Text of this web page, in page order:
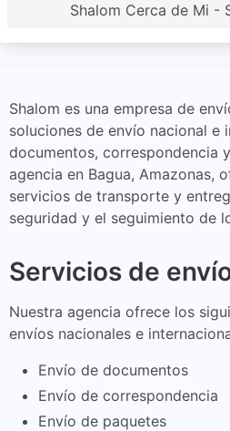
Shalom Cerca de Mi -
Shalom es una empresa de
soluciones de envío nacional e
documentos, correspondencia
agencia en Bagua, Amazonas,
servicios de transporte y
seguridad y el seguimiento de
Servicios de
Nuestra agencia ofrece los
envíos nacionales e
Envío de documentos
Envío de correspondencia
Envío de paquetes